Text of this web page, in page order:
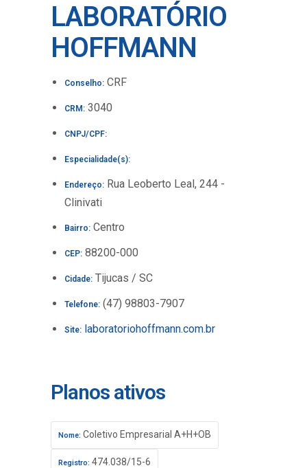
LABORATÓRIO
HOFFMANN
Conselho: CRF
CRM: 3040
CNPJ/CPF:
Especialidade(s):
Endereço: Rua Leoberto Leal, 244 -
Clinivati
Bairro: Centro
CEP: 88200-000
Cidade: Tijucas / SC
Telefone: (47) 98803-7907
Site: laboratoriohoffmann.com.br
Planos ativos
Nome: Coletivo Empresarial A+H+OB
Registro: 474.038/15-6